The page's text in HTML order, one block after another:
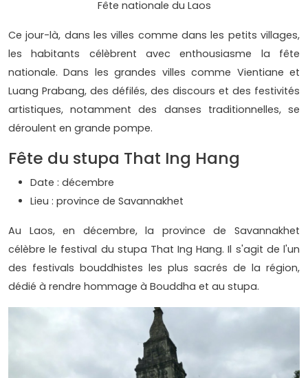
Fête nationale du Laos
Ce jour-là, dans les villes comme dans les petits villages,
les habitants célèbrent avec enthousiasme la fête
nationale. Dans les grandes villes comme Vientiane et
Luang Prabang, des défilés, des discours et des festivités
artistiques, notamment des danses traditionnelles, se
déroulent en grande pompe.
Fête du stupa That Ing Hang
Date : décembre
Lieu : province de Savannakhet
Au Laos, en décembre, la province de Savannakhet
célèbre le festival du stupa That Ing Hang. Il s'agit de l'un
des festivals bouddhistes les plus sacrés de la région,
dédié à rendre hommage à Bouddha et au stupa.